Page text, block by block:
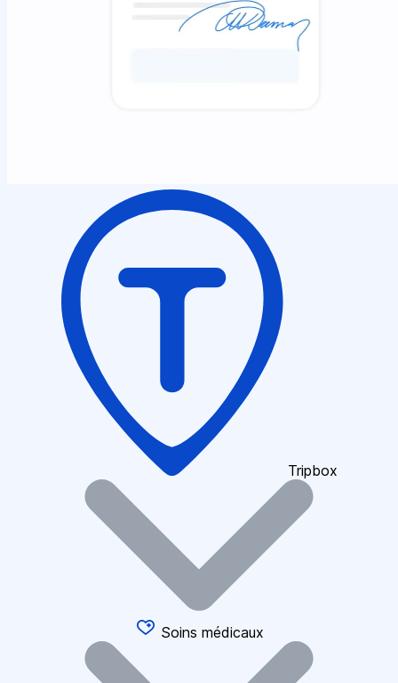
Tripbox
Soins médicaux